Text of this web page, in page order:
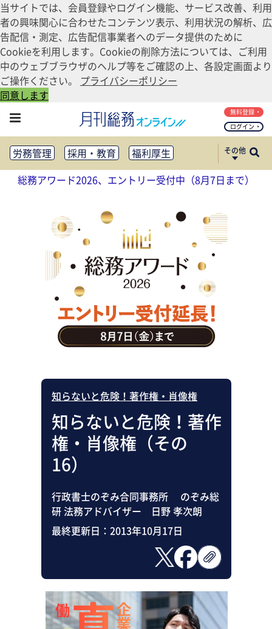
当サイトでは、会員登録やログイン機能、サービス改善、利用
者の興味関心に合わせたコンテンツ表示、利用状況の解析、広
告配信・測定、広告配信事業者へのデータ提供のために
Cookieを利用します。Cookieの削除方法については、ご利用
中のウェブブラウザのヘルプ等をご確認の上、各設定画面より
ご操作ください。 プライバシーポリシー
同意します
ログイン
無料登録
労務管理 採用・教育
福利厚生
健康経営
働き方改革
法務・コンプライアンス
リスクマネジメント・BCP
社外・社内広報
社外・社内コミュニケーション活性化
FM・オフィス移転
CSR・SDGs
テクノロジー活用・DX
助成金・補助金・コスト削減
アウトソーシング・BPO
調査・レポート
その他
総務アワード2026、エントリー受付中（8月7日まで）
知らないと危険！著作権・肖像権
知らないと危険！著作
権・肖像権（その
16）
行政書士のぞみ合同事務所 のぞみ総
研 法務アドバイザー 日野 孝次朗
最終更新日： 2013年10月17日